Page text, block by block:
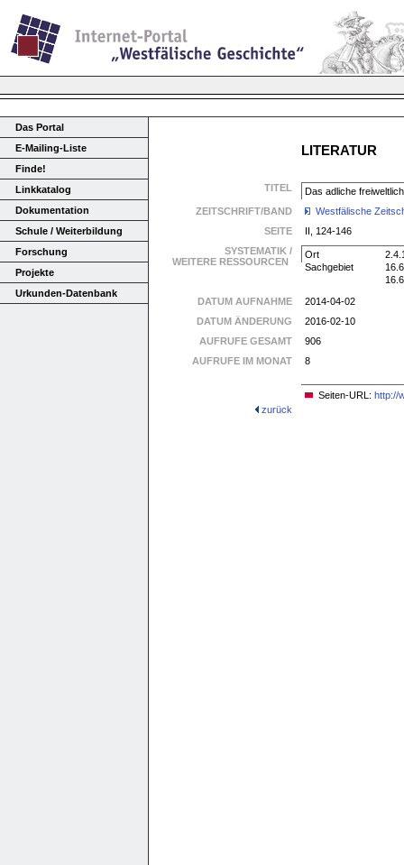
Das Portal
E-Mailing-Liste
Finde!
Linkkatalog
Dokumentation
Schule / Weiterbildung
Forschung
Projekte
Urkunden-Datenbank
LITERATUR
TITEL
Das adliche
ZEITSCHRIFT/BAND
Westfälische
SEITE
II, 124-146
SYSTEMATIK /
WEITERE RESSOURCEN
Ort
Sachgebiet
DATUM AUFNAHME
2014-04-02
DATUM ÄNDERUNG
2016-02-10
AUFRUFE GESAMT
906
AUFRUFE IM MONAT
8
Seiten-URL: http://
zurück